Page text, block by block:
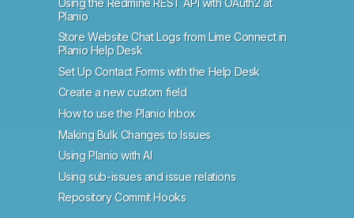
Planio
Store Website Chat Logs from Lime Connect in
Planio Help Desk
Set Up Contact Forms with the Help Desk
Create a new custom field
How to use the Planio Inbox
Making Bulk Changes to Issues
Using Planio with AI
Using sub-issues and issue relations
Repository Commit Hooks